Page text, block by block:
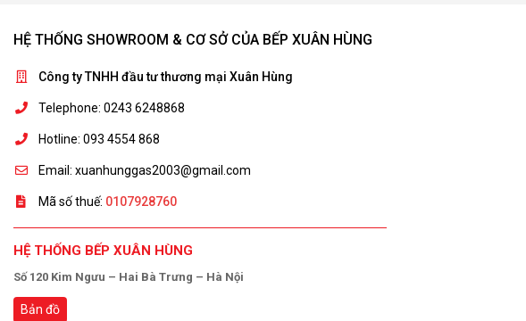
HỆ THỐNG SHOWROOM & CƠ SỞ CỦA BẾP XUÂN HÙNG
Công ty TNHH đầu tư thương mại Xuân Hùng
Telephone: 0243 6248868
Hotline: 093 4554 868
Email: xuanhunggas2003@gmail.com
Mã số thuế: 0107928760
HỆ THỐNG BẾP XUÂN HÙNG
Số 120 Kim Ngưu – Hai Bà Trưng – Hà Nội
Bản đồ